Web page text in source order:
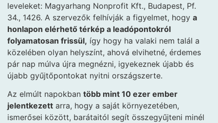
leveleket: Magyarhang Nonprofit Kft., Budapest, Pf.
34., 1426. A szervezők felhívják a figyelmet, hogy a
honlapon elérhető térkép a leadópontokról
folyamatosan frissül, így hogy ha valaki nem talál a
közelében olyan helyszínt, ahová elvihetné, érdemes
pár nap múlva újra megnézni, igyekeznek újabb és
újabb gyűjtőpontokat nyitni országszerte.
Az elmúlt napokban több mint 10 ezer ember
jelentkezett arra, hogy a saját környezetében,
ismerősei között, barátaitól segít összegyűjteni minél